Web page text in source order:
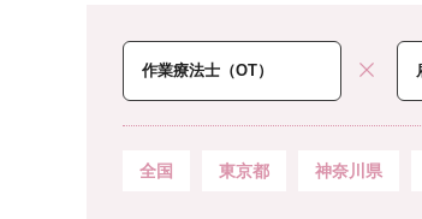
全国 東京都 神奈川県